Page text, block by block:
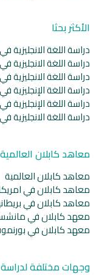
الأكثر بحثا
دراسة اللغة الانجليزية
دراسة اللغة الانجليزية
دراسة اللغة الانجليزية
دراسة اللغة الإنجليزية في
دراسة اللغة الإنجليزية في
دراسة اللغة الانجليزية في
معاهد كابلان العالمية
معاهد كابلان العالمية
معاهد كابلان في
معاهد كابلان في
معهد كابلان في
معهد كابلان في
وجهات مختلفة لدراسة